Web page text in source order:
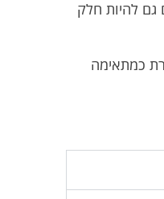
גם להיות חלק
כמתאימה